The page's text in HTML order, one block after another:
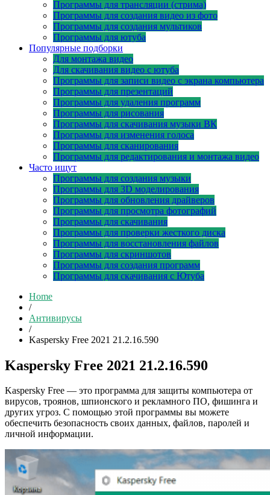
Программы для трансляции (стрима)
Программы для создания видео из фото
Программы для создания мультиков
Программы для ютуба
Популярные подборки
Для монтажа видео
Для скачивания видео с ютуба
Программы для записи видео с экрана компьютера
Программы для презентаций
Программы для удаления программ
Программы для рисования
Программы для скачивания музыки ВК
Программы для изменения голоса
Программы для сканирования
Программы для редактирования и монтажа видео
Часто ищут
Программы для создания музыки
Программы для 3D моделирования
Программы для обновления драйверов
Программы для просмотра фотографий
Программы для скачивания
Программы для проверки жесткого диска
Программы для восстановления файлов
Программы для скриншотов
Программы для создания программ
Программы для скачивания с Ютуба
Home
/
Антивирусы
/
Kaspersky Free 2021 21.2.16.590
Kaspersky Free 2021 21.2.16.590
Kaspersky Free — это программа для защиты компьютера от
вирусов, троянов, шпионского и рекламного ПО, фишинга и
других угроз. С помощью этой программы вы можете
обеспечить безопасность своих данных, файлов, паролей и
личной информации.